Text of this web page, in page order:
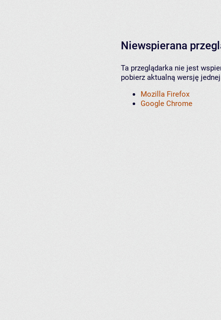
Niewspierana
Ta przeglądarka nie jest
pobierz aktualną wersję
Mozilla Firefox
Google Chrome